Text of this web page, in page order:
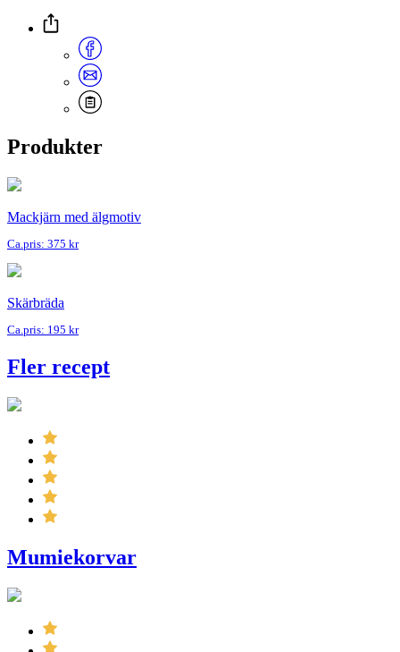
Produkter
Mackjärn med älgmotiv
Ca.pris: 375 kr
Skärbräda
Ca.pris: 195 kr
Fler recept
Mumiekorvar